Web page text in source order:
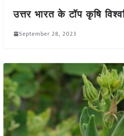
उत्तर भारत के टॉप कृषि
September 28, 2023